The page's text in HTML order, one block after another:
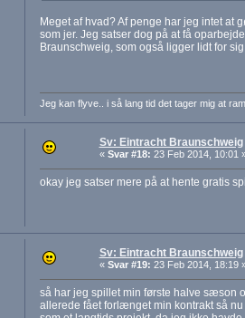
Meget af hvad? Af penge har jeg intet at
som jer. Jeg satser dog på at få
Braunschweig, som også ligger lidt for
Jeg kan flyve.. i så lang tid det tager mig at
Sv: Eintracht Braunschweig
« Svar #18: 23 Feb 2014, 10:01
okay jeg satser mere på at hente gratis
Sv: Eintracht Braunschweig
« Svar #19: 23 Feb 2014, 18:19
så har jeg spillet min første halve sæson
allerede fået forlænget min kontrakt så